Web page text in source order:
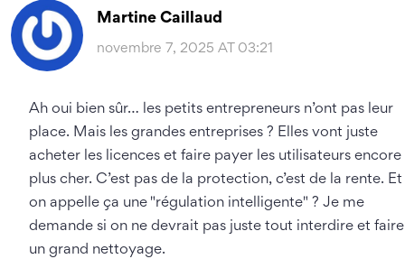
Martine Caillaud
novembre 7, 2025 AT 03:21
Ah oui bien sûr… les petits entrepreneurs n’ont pas leur
place. Mais les grandes entreprises ? Elles vont juste
acheter les licences et faire payer les utilisateurs encore
plus cher. C’est pas de la protection, c’est de la rente. Et
on appelle ça une "régulation intelligente" ? Je me
demande si on ne devrait pas juste tout interdire et faire
un grand nettoyage.